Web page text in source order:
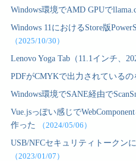
Windows環境でAMD GPUで
Windows 11におけるStore版
（2025/10/30）
Lenovo Yoga Tab（11.1インチ、
PDFがCMYKで出力されている
Windows環境でSANE経由で
Vue.jsっぽい感じで
作った
（2024/05/06）
USB/NFCセキュリティトークン
（2023/01/07）